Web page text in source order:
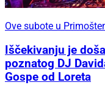
Ove subote u
Iščekivanju je
poznatog DJ
Gospe od Loreta